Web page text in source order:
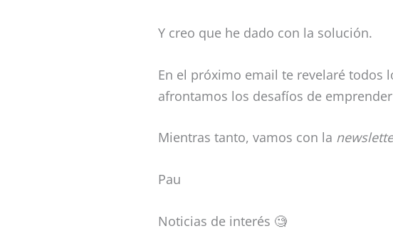
Y creo que he dado con la solución.
En el próximo email te revelaré todos
afrontamos los desafíos de
Mientras tanto, vamos con la
Pau
Noticias de interés 🧐